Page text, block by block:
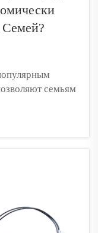
семьям
помочь
люди по-